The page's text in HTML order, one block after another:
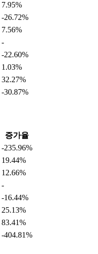
7.95%
-26.72%
7.56%
-
-22.60%
1.03%
32.27%
-30.87%
증가율
-235.96%
19.44%
12.66%
-
-16.44%
25.13%
83.41%
-404.81%